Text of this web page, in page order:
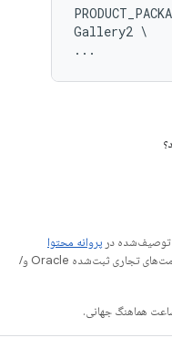
Gallery2 \
توصیف‌شده در پروانه محتوا
هستند. جاوا و OpenJDK علامت‌های تجاری یا علامت‌های تجاری ثبت‌شده Oracle و/